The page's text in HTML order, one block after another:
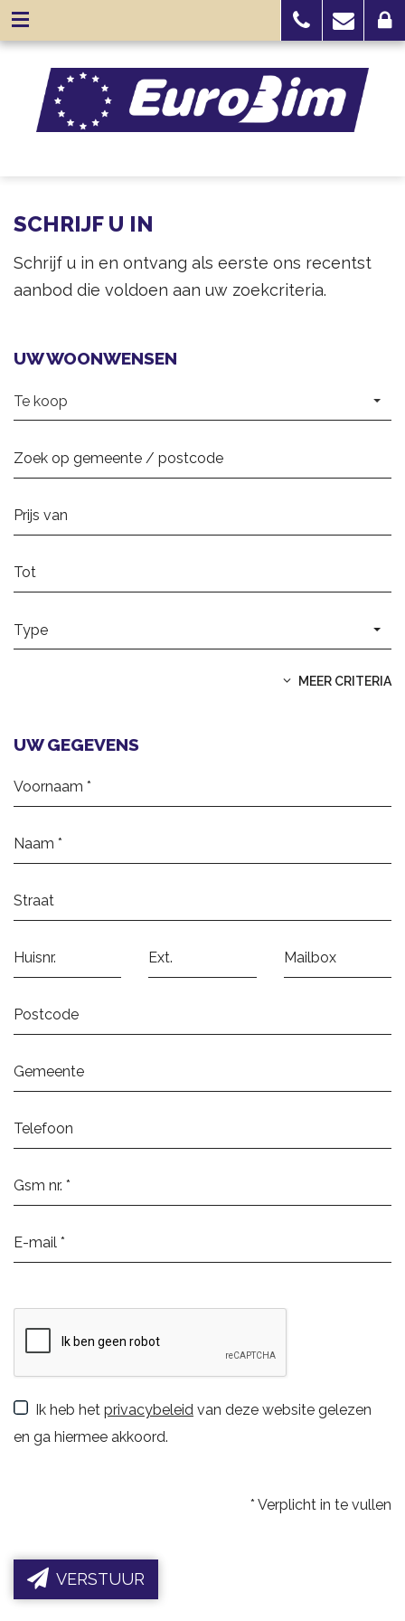
SCHRIJF U IN
Schrijf u in en ontvang als eerste ons recentst
aanbod die voldoen aan uw zoekcriteria.
UW WOONWENSEN
Te koop
Type
MEER CRITERIA
UW GEGEVENS
Ik heb het privacybeleid van deze website gelezen
en ga hiermee akkoord.
* Verplicht in te vullen
VERSTUUR